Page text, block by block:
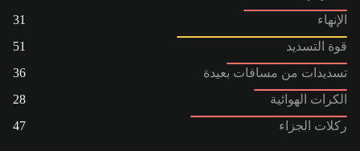
الإنهاء
31
قوة التسديد
51
تسديدات من مسافات بعيدة
36
الكرات الهوائية
28
ركلات الجزاء
47